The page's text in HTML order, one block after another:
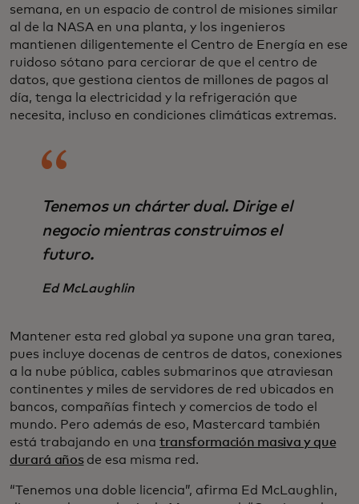
semana, en un espacio de control de misiones similar
al de la NASA en una planta, y los ingenieros
mantienen diligentemente el Centro de Energía en ese
ruidoso sótano para cerciorar de que el centro de
datos, que gestiona cientos de millones de pagos al
día, tenga la electricidad y la refrigeración que
necesita, incluso en condiciones climáticas extremas.
Tenemos un chárter dual. Dirige el
negocio mientras construimos el
futuro.
Ed McLaughlin
Mantener esta red global ya supone una gran tarea,
pues incluye docenas de centros de datos, conexiones
a la nube pública, cables submarinos que atraviesan
continentes y miles de servidores de red ubicados en
bancos, compañías fintech y comercios de todo el
mundo. Pero además de eso, Mastercard también
está trabajando en una transformación masiva y que
durará añosde esa misma red.
“Tenemos una doble licencia”, afirma Ed McLaughlin,